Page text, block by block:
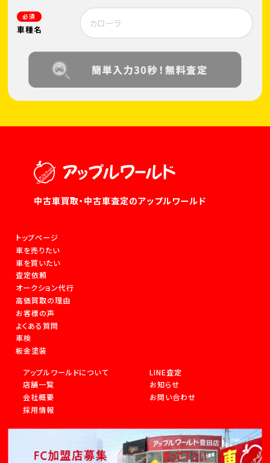
必須
車種名
中古車買取・中古車査定のアップルワールド
トップページ
車を売りたい
車を買いたい
査定依頼
オークション代行
高価買取の理由
お客様の声
よくある質問
車検
板金塗装
アップルワールドについて
店舗一覧
会社概要
採用情報
LINE査定
お知らせ
お問い合わせ